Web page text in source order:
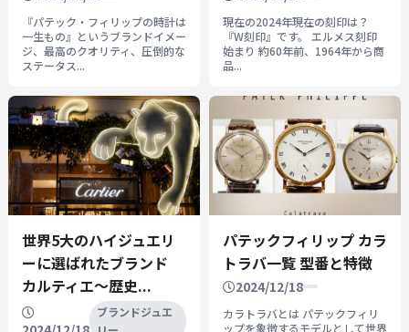
『パテック・フィリップの時計は
一生もの』というブランドイメー
ジ、最高のクオリティ、圧倒的な
ステータス...
現在の2024年現在の刻印は？
『W刻印』です。 エルメス刻印
始まり 約60年前、1964年から商
品...
世界5大のハイジュエリ
ーに選ばれたブランド
カルティエ～歴史...
ブランドジュエ
パテックフィリップ カラ
トラバ一覧 型番と特徴
2024/12/18
カラトラバとは パテックフィリ
ップを象徴するモデルとして世界